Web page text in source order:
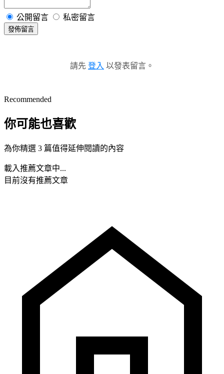
公開留言 私密留言
發佈留言
請先 登入 以發表留言。
Recommended
你可能也喜歡
為你精選 3 篇值得延伸閱讀的內容
載入推薦文章中...
目前沒有推薦文章